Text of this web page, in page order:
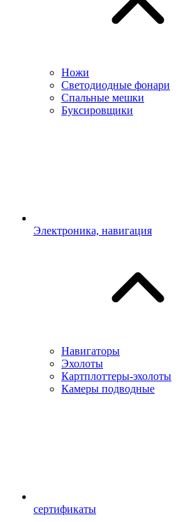
Ножи
Светодиодные фонари
Спальные мешки
Буксировщики
Электроника, навигация
Навигаторы
Эхолоты
Картплоттеры-эхолоты
Камеры подводные
сертификаты